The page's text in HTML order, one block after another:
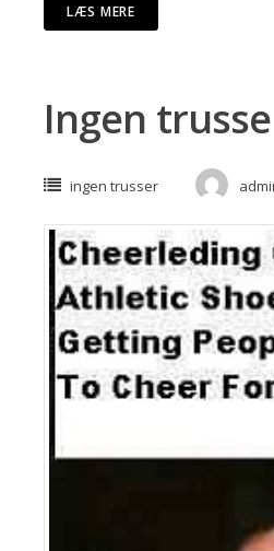
LÆS MERE
Ingen
ingen trusser